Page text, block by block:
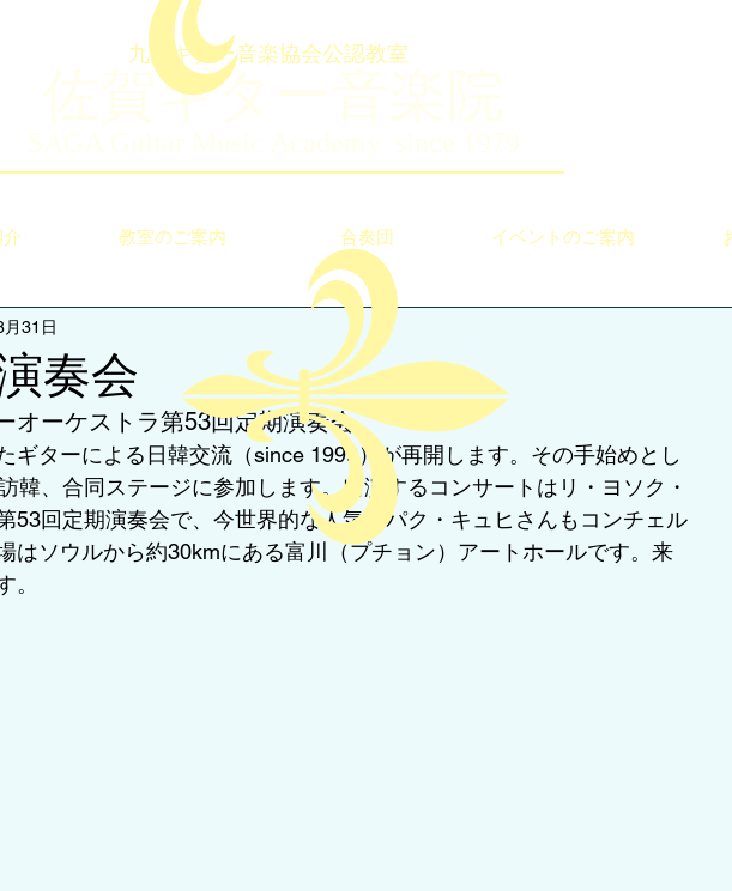
九州ギター音楽協会公認教室
佐賀ギター音楽院
教室のご案内 合奏団 イベントのご案内
奏会
31日
オーケストラ第53回定期演奏会
ギターによる日韓交流（since 1999）が再開します。その手始めとし
韓、合同ステージに参加します。出演するコンサートはリ・ヨソク・
53回定期演奏会で、今世界的な人気のパク・キュヒさんもコンチェル
はソウルから約30kmにある富川（プチョン）アートホールです。来
。